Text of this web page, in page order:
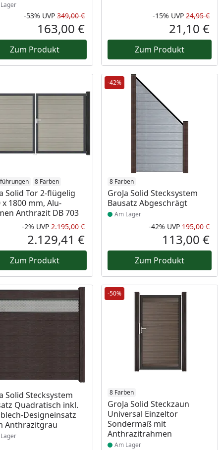
Preis Rabatt in Prozent
-53%
Ursprünglicher Preis
UVP 349,00 €
Aktueller Preis
163,00 €
Zum Produkt
-15% UVP 24,95 €
21,10 €
Zum Produkt
8 Farben
Solid Tor 2-flügelig
x 1800 mm, Alu-
Anthrazit DB 703
Rabatt in Prozent
-2%
Ursprünglicher Preis
UVP 2.195,00 €
Aktueller Preis
2.129,41 €
Zum Produkt
-42%
8 Farben
GroJa Solid Stecksystem
Bausatz Abgeschrägt
Produkt am Lager
Am Lager
-42% UVP 195,00 €
113,00 €
Zum Produkt
Solid Stecksystem
Quadratisch inkl.
Designeinsatz
Anthrazitgrau
am Lager
-50%
8 Farben
GroJa Solid Steckzaun
Universal Einzeltor
Sondermaß mit
Anthrazitrahmen
Produkt am Lager
Am Lager